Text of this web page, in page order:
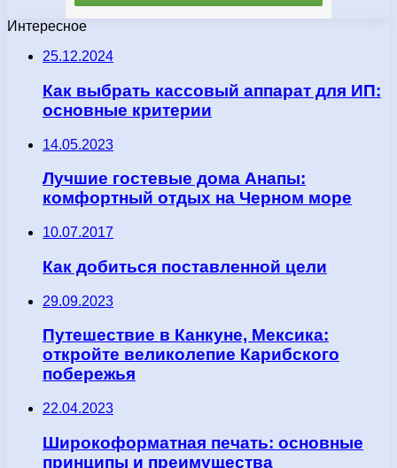
Интересное
25.12.2024
Как выбрать кассовый аппарат для ИП:
основные критерии
14.05.2023
Лучшие гостевые дома Анапы:
комфортный отдых на Черном море
10.07.2017
Как добиться поставленной цели
29.09.2023
Путешествие в Канкуне, Мексика:
откройте великолепие Карибского
побережья
22.04.2023
Широкоформатная печать: основные
принципы и преимущества